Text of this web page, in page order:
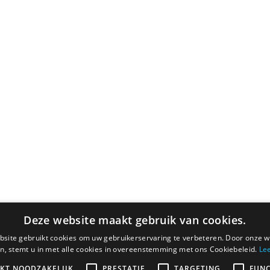
Deze website maakt gebruik van cookies.
gebruikt cookies om uw gebruikerservaring te verbeteren. Door onze
stemt u in met alle cookies in overeenstemming met ons Cookiebeleid.